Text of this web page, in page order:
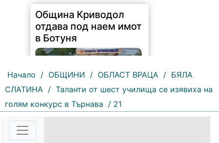
Община Криводол
отдава под наем имот
в Ботуня
164 | 2026-08-07 11:30:54
ВРАЦА 3060 гр. Криводол, ул.
Начало / ОБЩИНИ / ОБЛАСТ ВРАЦА / БЯЛА
СЛАТИНА / Таланти от шест училища се изявиха на
голям конкурс в Търнава / 21